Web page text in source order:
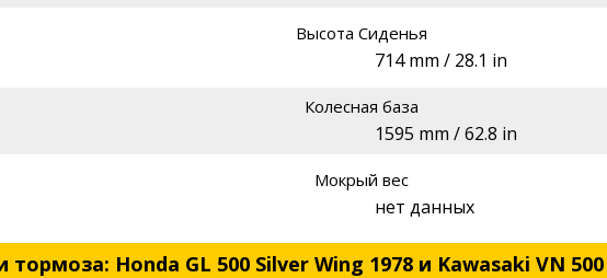
Высота Сиденья
714 mm / 28.1 in
Колесная база
1595 mm / 62.8 in
Мокрый вес
нет данных
Honda GL 500 Silver Wing 1978 и Kawasaki VN